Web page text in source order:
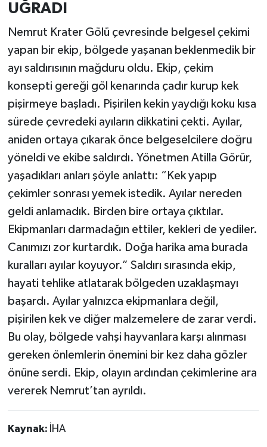
UĞRADI
Nemrut Krater Gölü çevresinde belgesel çekimi
yapan bir ekip, bölgede yaşanan beklenmedik bir
ayı saldırısının mağduru oldu. Ekip, çekim
konsepti gereği göl kenarında çadır kurup kek
pişirmeye başladı. Pişirilen kekin yaydığı koku kısa
sürede çevredeki ayıların dikkatini çekti. Ayılar,
aniden ortaya çıkarak önce belgeselcilere doğru
yöneldi ve ekibe saldırdı. Yönetmen Atilla Görür,
yaşadıkları anları şöyle anlattı: “Kek yapıp
çekimler sonrası yemek istedik. Ayılar nereden
geldi anlamadık. Birden bire ortaya çıktılar.
Ekipmanları darmadağın ettiler, kekleri de yediler.
Canımızı zor kurtardık. Doğa harika ama burada
kuralları ayılar koyuyor.” Saldırı sırasında ekip,
hayati tehlike atlatarak bölgeden uzaklaşmayı
başardı. Ayılar yalnızca ekipmanlara değil,
pişirilen kek ve diğer malzemelere de zarar verdi.
Bu olay, bölgede vahşi hayvanlara karşı alınması
gereken önlemlerin önemini bir kez daha gözler
önüne serdi. Ekip, olayın ardından çekimlerine ara
vererek Nemrut’tan ayrıldı.
Kaynak: İHA